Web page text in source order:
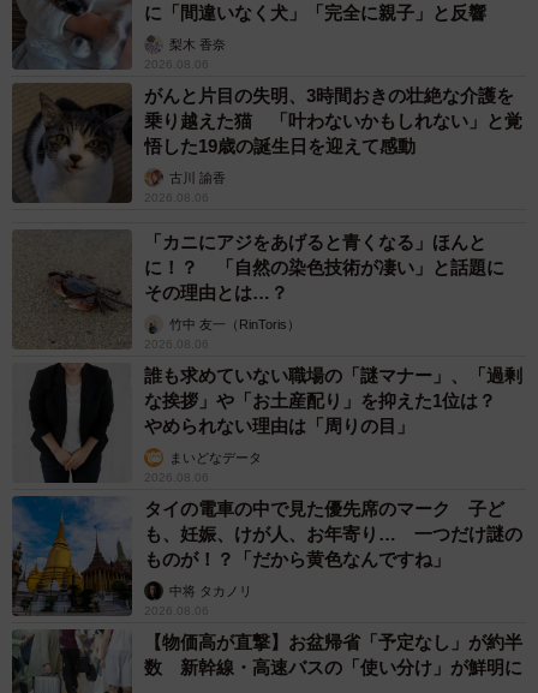
に「間違いなく犬」「完全に親子」と反響
梨木 香奈
2026.08.06
がんと片目の失明、3時間おきの壮絶な介護を
乗り越えた猫 「叶わないかもしれない」と覚
悟した19歳の誕生日を迎えて感動
古川 諭香
2026.08.06
「カニにアジをあげると青くなる」ほんと
に！？ 「自然の染色技術が凄い」と話題に
その理由とは…？
竹中 友一（RinToris）
2026.08.06
誰も求めていない職場の「謎マナー」、「過剰
な挨拶」や「お土産配り」を抑えた1位は？
やめられない理由は「周りの目」
まいどなデータ
2026.08.06
タイの電車の中で見た優先席のマーク 子ど
も、妊娠、けが人、お年寄り… 一つだけ謎の
ものが！？「だから黄色なんですね」
中将 タカノリ
2026.08.06
【物価高が直撃】お盆帰省「予定なし」が約半
数 新幹線・高速バスの「使い分け」が鮮明に